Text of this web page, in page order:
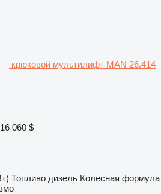
крюковой мультилифт MAN 26.414
060 $
Топливо дизель Колесная формула